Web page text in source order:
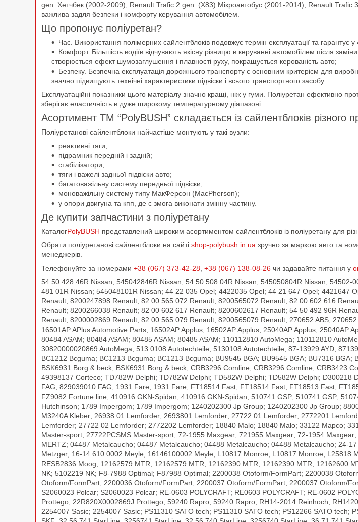
gen. Хетчбек (2002-2009), Renault Trafic 2 gen. (X83) Мікроавтобус (2001-2014), Renault Trafic
важлива задля безпеки і комфорту керування автомобілем.
Що пропонує поліуретан?
Час. Використання полімерних сайлентблоків подовжує термін експлуатації та гарантує
Комфорт. Більшість водіїв відчувають якісну різницю в керуванні автомобілем після
створюється ефект шумозаглушення і плавності руху, покращується керованість авто;
Безпеку. Безпечна експлуатація дорожнього транспорту є основним критерієм для
значно підвищують технічні характеристики підвіски і всього транспортного засобу.
Експлуатаційні показники цього матеріалу значно кращі, ніж у гуми. Поліуретан ефективно
зберігає еластичність в дуже широкому температурному діапазоні.
Асортимент ТМ “PolyBUSH” складається із сайлентблоків різного
Поліуретанові сайлентблоки найчастіше монтують у такі вузли:
реактивні тяги;
підрамник передній і задній;
стабілізатори;
тяги і важелі задньої підвіски авто;
багатоважільну систему передньої підвіски;
моноважільну систему типу МакФерсон (MacPherson);
у опори двигуна та кпп, де є змога виконати змінну частину.
Де купити запчастини з поліуретану
КаталогPolyBUSH представлений широким асортиментом сайлентблоків із поліуретану для
Обрати поліуретанові сайлентблоки на сайті shop-polybush.in.ua зручно за маркою авто та
менеджерів.
Телефонуйте за номерами +38 (067) 373-42-28, +38 (067) 138-08-26 чи задавайте питання у
54 50 428 46R Nissan; 545042846R Nissan; 54 50 508 04R Nissan; 545050804R Nissan;
481 01R Nissan; 545048101R Nissan; 44 22 035 Opel; 4422035 Opel; 44 21 647 Opel; 4421647
Renault; 8200247898 Renault; 82 00 565 072 Renault; 8200565072 Renault; 82 00 602 616
Renault; 8200266038 Renault; 82 00 602 617 Renault; 8200602617 Renault; 54 50 492 96R
Renault; 8200002869 Renault; 82 00 565 079 Renault; 8200565079 Renault; 270652 ABS;
16501AP APlus Automotive Parts; 16502AP Applus; 16502AP Applus; 25040AP Applus; 25040AP
80484 ASAM; 80484 ASAM; 80485 ASAM; 80485 ASAM; 110112810 AutoMega; 110112810
30820000020869 AutoMega; 513 0108 Autotechteile; 5130108 Autotechteile; 87-13929 AYD;
BC1212 Bcguma; BC1213 Bcguma; BC1213 Bcguma; BU9545 BGA; BU9545 BGA; BU7316
BSK6931 Borg & beck; BSK6931 Borg & beck; CRB3296 Comline; CRB3296 Comline; CRB3423
49398137 Corteco; TD782W Delphi; TD782W Delphi; TD582W Delphi; TD582W Delphi;
FAG; 829039010 FAG; 1931 Fare; 1931 Fare; FT18514 Fast; FT18514 Fast; FT18513 Fast;
FZ9082 Fortune line; 410916 GKN-Spidan; 410916 GKN-Spidan; 510741 GSP; 510741 GSP;
Hutchinson; 1789 Impergom; 1789 Impergom; 1240202300 Jp Group; 1240202300 Jp Group;
M3240A Kleber; 26938 01 Lemforder; 2693801 Lemforder; 27722 01 Lemforder; 2772201
Lemforder; 27722 02 Lemforder; 2772202 Lemforder; 18840 Malo; 18840 Malo; 33122 Mapco;
Master-sport; 27722PCSMS Master-sport; 72-1955 Maxgear; 721955 Maxgear; 72-1954
MERTZ; 04487 Metalcaucho; 04487 Metalcaucho; 04488 Metalcaucho; 04488 Metalcaucho; 24-
Metzger; 16-14 610 0002 Meyle; 16146100002 Meyle; L10817 Monroe; L10817 Monroe;
RESB2836 Moog; 12162579 MTR; 12162579 MTR; 12162390 MTR; 12162390 MTR; 12162600
NK; 5102219 NK; F8-7988 Optimal; F87988 Optimal; 2200038 Otoform/FormPart; 2200038
Otoform/FormPart; 2200036 Otoform/FormPart; 2200037 Otoform/FormPart; 2200037 Otoform/
S2060023 Polcar; S2060023 Polcar; RE-0603 POLYCRAFT; RE0603 POLYCRAFT; RE-0602
Prottego; 22R820X0002869J Prottego; 59240 Rapro; 59240 Rapro; RH14-2014 Reinhoch;
2254007 Sasic; 2254007 Sasic; PS11310 SATO tech; PS11310 SATO tech; PS12266 SATO